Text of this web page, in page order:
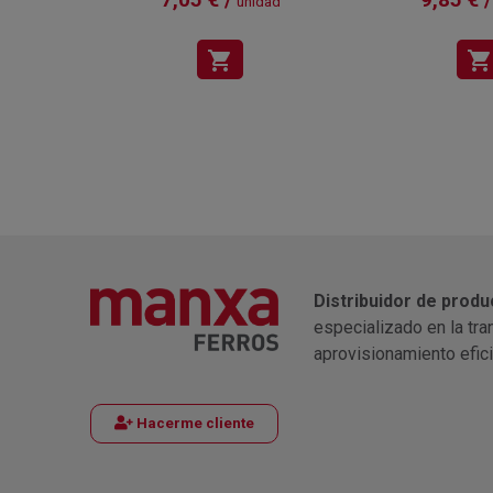
shopping_cart shopping_cart
Hacerme cliente
Distribuidor de
especializado en la
aprovisionamiento